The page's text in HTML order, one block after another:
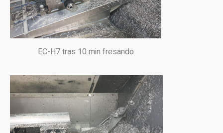
EC-H7 tras 10 min fresando